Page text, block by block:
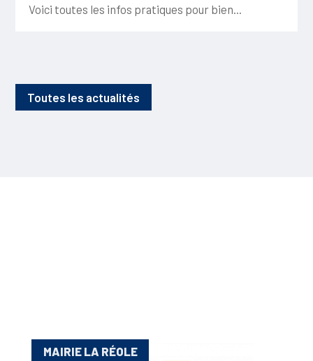
Voici toutes les infos pratiques pour bien...
Toutes les actualités
MAIRIE LA RÉOLE